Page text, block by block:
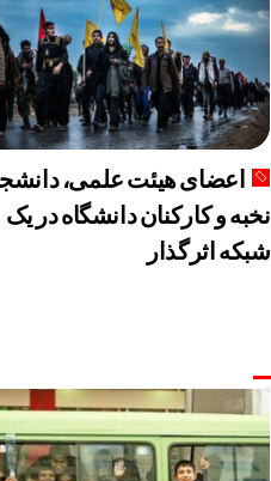
اعضای هیئت علمی،
نخبه و کارکنان دانشگاه در یک
شبکه‌ اثرگذار